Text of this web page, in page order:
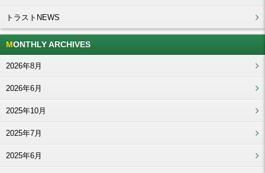
トラストNEWS
MONTHLY ARCHIVES
2026年8月
2026年6月
2025年10月
2025年7月
2025年6月